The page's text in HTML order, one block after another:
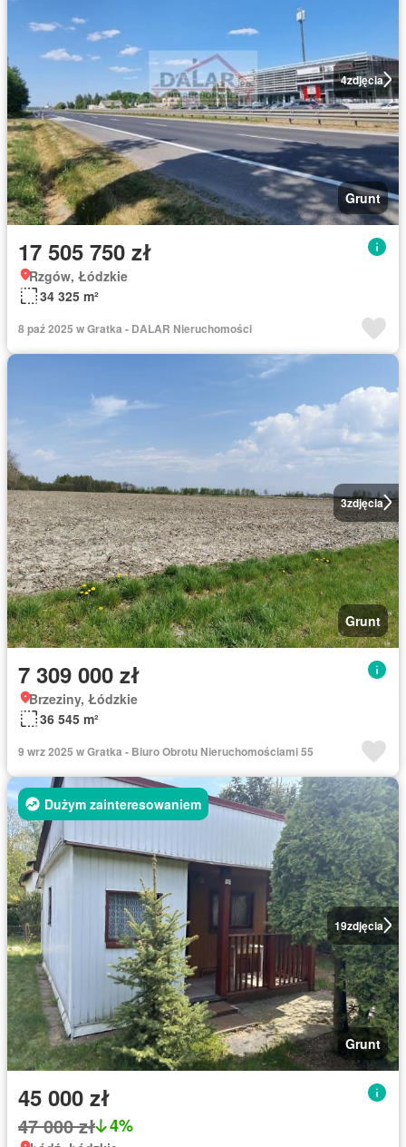
4zdjęcia
Grunt
17 505 750 zł
Rzgów, Łódzkie
34 325 m²
8 paź 2025 w Gratka - DALAR Nieruchomości
3zdjęcia
Grunt
7 309 000 zł
Brzeziny, Łódzkie
36 545 m²
9 wrz 2025 w Gratka - Biuro Obrotu Nieruchomościami 55
19zdjęcia
Dużym zainteresowaniem
Grunt
45 000 zł
47 000 zł 4%